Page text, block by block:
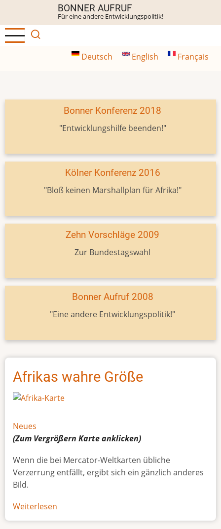
Inhalt
BONNER AUFRUF
Für eine andere Entwicklungspolitik!
Deutsch English Français
Bonner Konferenz 2018
"Entwicklungshilfe beenden!"
Kölner Konferenz 2016
"Bloß keinen Marshallplan für Afrika!"
Zehn Vorschläge 2009
Zur Bundestagswahl
Bonner Aufruf 2008
"Eine andere Entwicklungspolitik!"
Afrikas wahre Größe
Neues
(Zum Vergrößern Karteanklicken)
Wenn die bei Mercator-Weltkarten übliche
Verzerrung entfällt, ergibt sich ein gänzlich anderes
Bild.
Weiterlesen
Afrikas